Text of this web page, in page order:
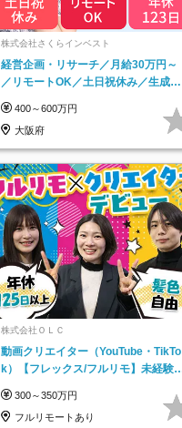
株式会社さくらインベスト
経営企画・リサーチ／月給30万円～
／リモートOK／土日祝休み／生成AI
400～600万円
大阪府
株式会社ＯＬＣ
動画クリエイター（YouTube・TikTo
k）【フレックス/フルリモ】未経験O
300～350万円
フルリモートあり